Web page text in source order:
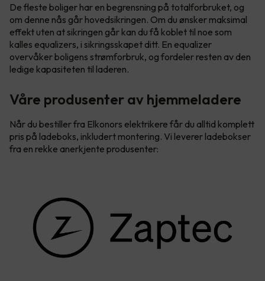
De fleste boliger har en begrensning på totalforbruket, og
om denne nås går hovedsikringen. Om du ønsker maksimal
effekt uten at sikringen går kan du få koblet til noe som
kalles equalizers, i sikringsskapet ditt. En equalizer
overvåker boligens strømforbruk, og fordeler resten av den
ledige kapasiteten til laderen.
Våre produsenter av hjemmeladere
Når du bestiller fra Elkonors elektrikere får du alltid komplett
pris på ladeboks, inkludert montering. Vi leverer ladebokser
fra en rekke anerkjente produsenter: